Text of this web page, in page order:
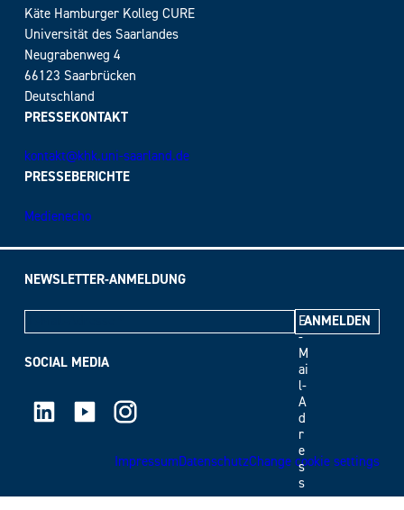
Käte Hamburger Kolleg CURE
Universität des Saarlandes
Neugrabenweg 4
66123 Saarbrücken
Deutschland
PRESSEKONTAKT
kontakt@khk.uni-saarland.de
PRESSEBERICHTE
Medienecho
NEWSLETTER-ANMELDUNG
E
-
M
ai
l-
A
d
r
e
s
s
e
SOCIAL MEDIA
LinkedIn Youtube Instagram
ImpressumDatenschutzChange cookie settings